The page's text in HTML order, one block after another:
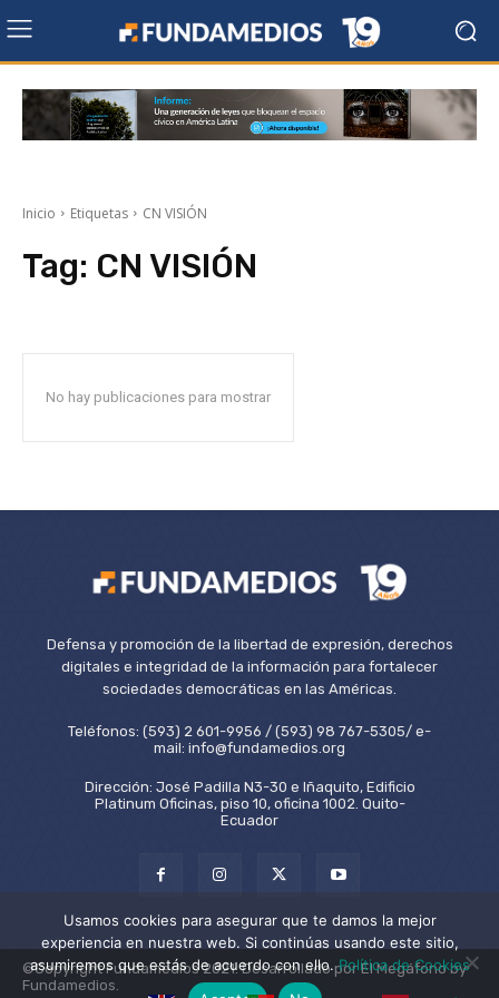
Inicio Etiquetas CN VISIÓN
Tag: CN VISIÓN
No hay publicaciones para mostrar
Defensa y promoción de la libertad de expresión, derechos
digitales e integridad de la información para fortalecer
sociedades democráticas en las Américas.
Teléfonos: (593) 2 601-9956 / (593) 98 767-5305/ e-
mail: info@fundamedios.org
Dirección: José Padilla N3-30 e Iñaquito, Edificio
Platinum Oficinas, piso 10, oficina 1002. Quito-
Ecuador
©Copyright Fundamedios 2021. Desarrollado por El Megáfono by
Fundamedios.
Usamos cookies para asegurar que te damos la mejor
experiencia en nuestra web. Si continúas usando este sitio,
asumiremos que estás de acuerdo con ello.Política de Cookies